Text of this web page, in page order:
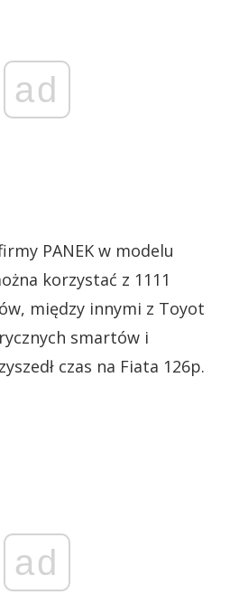
ad
PANEK w modelu
korzystać z 1111
między innymi z Toyot
smartów i
czas na Fiata 126p.
ad